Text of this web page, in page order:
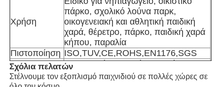
Μικρό Πλατόπεδο Παιδιού
Παιδική υδροκάτερος
Προσαρμοσμένη υδραγωγική διαφάνεια
Χρήση
πάρκο, σχολικό λούνα παρκ,
οικογενειακή και αθλητική παιδική
χαρά, θέρετρο, πάρκο, παιδική χαρά
κήπου, παραλία
Πιστοποίηση ISO,TUV,CE,ROHS,EN1176,SGS
Παρατήρηση
Η υπηρεσία OEM είναι διαθέσιμη,
καλώς ήρθατε εδώ για να εξηγήσετε
Σχόλια πελατών
Στέλνουμε τον εξοπλισμό παιχνιδιού σε πολλές χώρες σε